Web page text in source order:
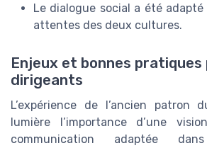
Le dialogue social a été
attentes des deux cultures.
Enjeux et bonnes pratiques
dirigeants
L’expérience de l’ancien patron
lumière l’importance d’une
communication adaptée